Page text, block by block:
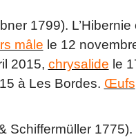
1799).
mâle le 12
2015, chrysalide le
à Les Bordes. Œufs
Schiffermüller 1775).